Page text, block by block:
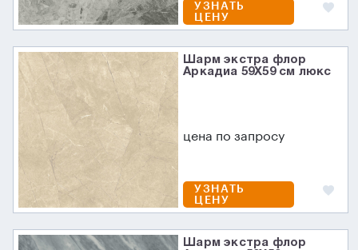
УЗНАТЬ
ЦЕНУ
Шарм экстра флор
Аркадиа 59X59 см люкс
цена по запросу
УЗНАТЬ
ЦЕНУ
Шарм экстра флор